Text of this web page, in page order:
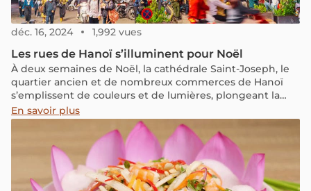
déc. 16, 2024 1,992 vues
Les rues de Hanoï s’illuminent pour Noël
À deux semaines de Noël, la cathédrale Saint-Joseph, le
quartier ancien et de nombreux commerces de Hanoï
s’emplissent de couleurs et de lumières, plongeant la
ville dans l’ambiance festive de fin d’année.
En savoir plus